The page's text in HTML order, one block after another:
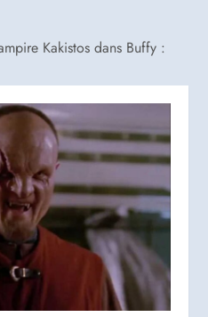
Kakistos dans Buffy :